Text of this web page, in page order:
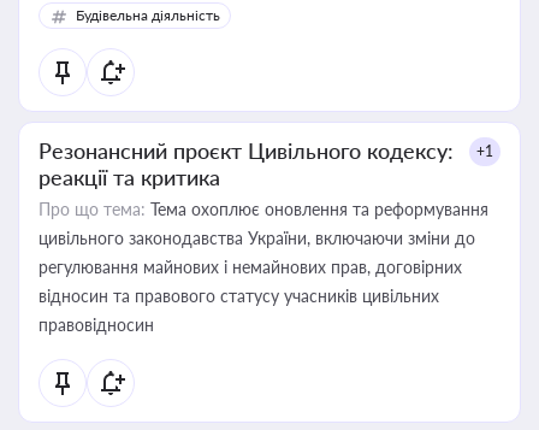
Будівельна діяльність
Резонансний проєкт Цивільного кодексу:
реакції та критика
+1
Про що тема: Тема охоплює оновлення та реформування
цивільного законодавства України, включаючи зміни до
регулювання майнових і немайнових прав, договірних
відносин та правового статусу учасників цивільних
правовідносин